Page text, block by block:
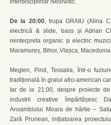
interdisciplinar NeoNlitic.
De la 20:00, trupa GRAIU (Alina
electrică & slide, bass și Adrian
reinterpreta organic și electric
Maramureș, Bihor, Vlașca,
Meglen, Pind, Tessalia, într-o
tradițională în graiul afro-american
Iar de la 21:00, despre proiecte
industrii creative împărtășesc
Ansamblului Moara de hârtie –
Zară Prunean, inițiatoarea